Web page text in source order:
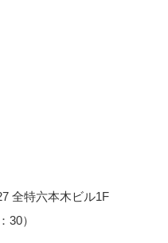
全特六本木ビル1F
30）